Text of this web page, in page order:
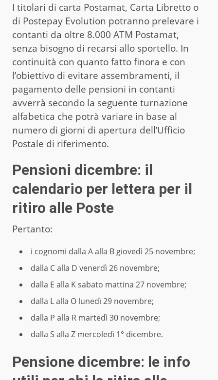
I titolari di carta Postamat, Carta Libretto o
di Postepay Evolution potranno prelevare i
contanti da oltre 8.000 ATM Postamat,
senza bisogno di recarsi allo sportello. In
continuità con quanto fatto finora e con
l’obiettivo di evitare assembramenti, il
pagamento delle pensioni in contanti
avverrà secondo la seguente turnazione
alfabetica che potrà variare in base al
numero di giorni di apertura dell’Ufficio
Postale di riferimento.
Pensioni dicembre: il
calendario per lettera per il
ritiro alle Poste
Pertanto:
i cognomi dalla A alla B giovedì 25 novembre;
dalla C alla D venerdì 26 novembre;
dalla E alla K sabato mattina 27 novembre;
dalla L alla O lunedì 29 novembre;
dalla P alla R martedì 30 novembre;
dalla S alla Z mercoledì 1° dicembre.
Pensione dicembre: le info